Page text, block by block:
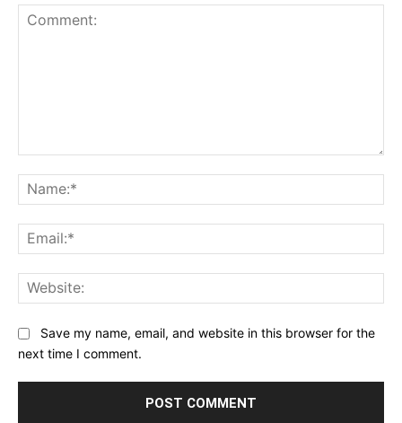
Save my name, email, and website in this browser for the
next time I comment.